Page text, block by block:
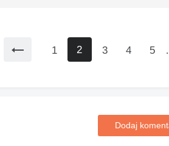
1 2 3 4 5
Dodaj